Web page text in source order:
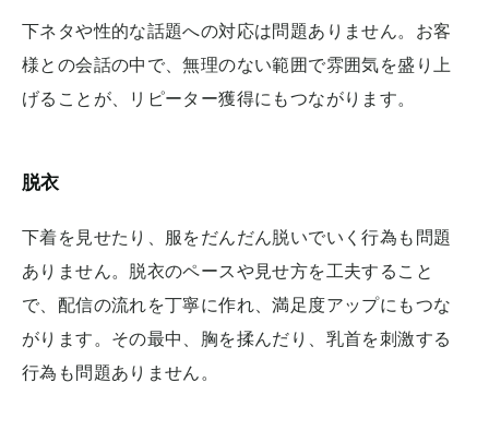
下ネタや性的な話題への対応は問題ありません。お客
様との会話の中で、無理のない範囲で雰囲気を盛り上
げることが、リピーター獲得にもつながります。
脱衣
下着を見せたり、服をだんだん脱いでいく行為も問題
ありません。脱衣のペースや見せ方を工夫すること
で、配信の流れを丁寧に作れ、満足度アップにもつな
がります。その最中、胸を揉んだり、乳首を刺激する
行為も問題ありません。